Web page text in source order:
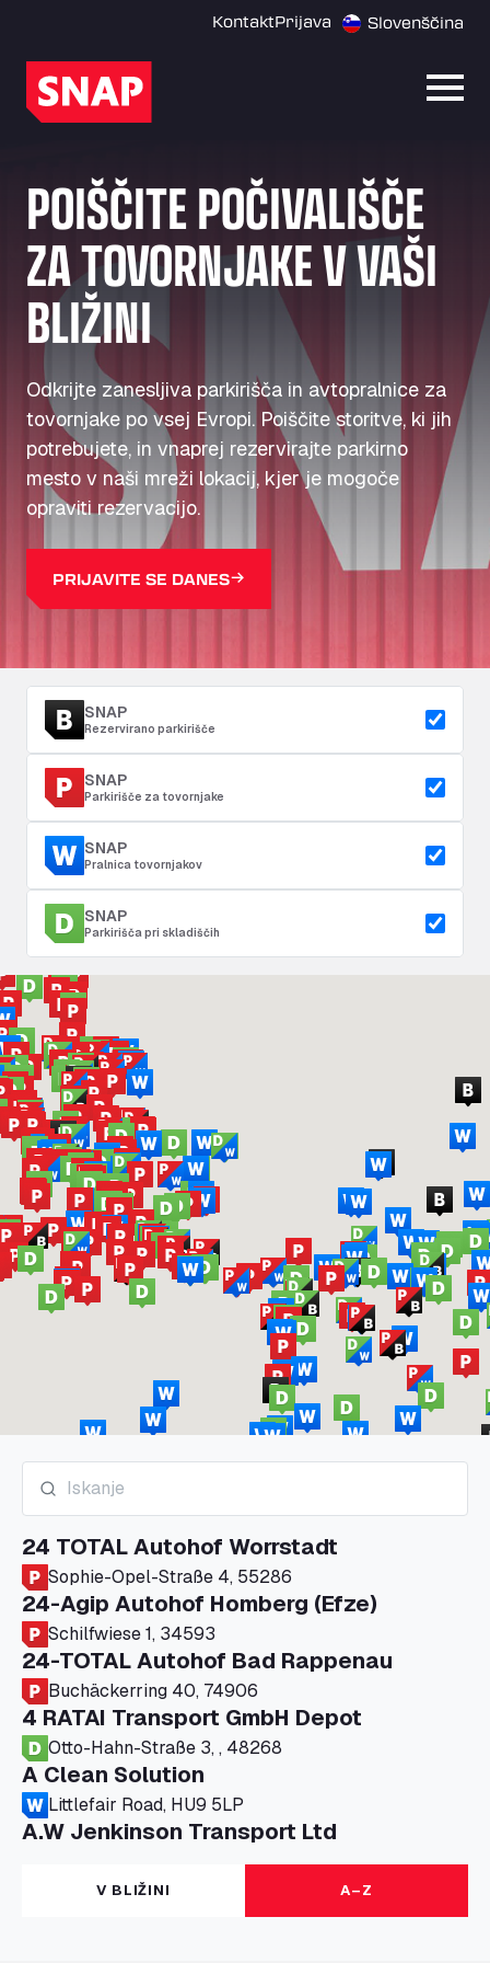
KontaktPrijava Slovenščina
POIŠČITE POČIVALIŠČE
ZA TOVORNJAKE V VAŠI
BLIŽINI
Odkrijte zanesljiva parkirišča in avtopralnice za
tovornjake po vsej Evropi. Poiščite storitve, ki jih
potrebujete, in vnaprej rezervirajte parkirno
mesto v naši mreži lokacij, kjer je mogoče
opraviti rezervacijo.
PRIJAVITE SE DANES
SNAP
Rezervirano parkirišče
SNAP
Parkirišče za tovornjake
SNAP
Pralnica tovornjakov
SNAP
Parkirišča pri skladiščih
24 TOTAL Autohof Worrstadt
Sophie-Opel-Straße 4, 55286
24-Agip Autohof Homberg (Efze)
Schilfwiese 1, 34593
24-TOTAL Autohof Bad Rappenau
Buchäckerring 40, 74906
4 RATAI Transport GmbH Depot
Otto-Hahn-Straße 3, , 48268
A Clean Solution
Littlefair Road, HU9 5LP
A.W Jenkinson Transport Ltd
Progress House, ME11 5GA
A+G Nettetal - Depot Parking
Am Panneschopp 7, 41334
V BLIŽINI A–Z